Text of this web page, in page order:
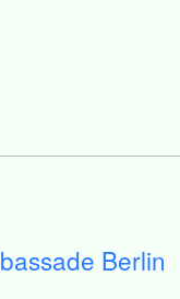
Berlin